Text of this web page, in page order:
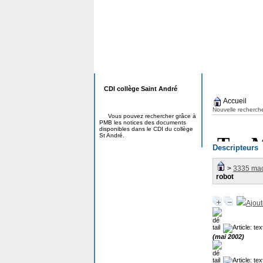
Accueil
Nouvelle
Descripteurs
> 3335
robot
(mai 2002)
CDI collège Saint André
Vous pouvez rechercher grâce à
PMB les notices des documents
disponibles dans le CDI du collège
St André.